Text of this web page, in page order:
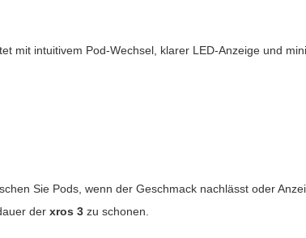
mit intuitivem Pod-Wechsel, klarer LED-Anzeige und
Sie Pods, wenn der Geschmack nachlässt oder
derxros 3 zu schonen.